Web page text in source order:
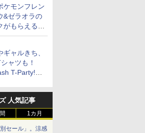
ケモンフレン
&ゼラオラの
もらえるキ
！
ャルきち、
ャツも！
T-Party!」
売開始
人気記事
1カ月
セール」。涼感
8
8